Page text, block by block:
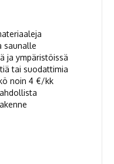
saunalle
ja ympäristöissä
tai suodattimia
noin 4 €/kk